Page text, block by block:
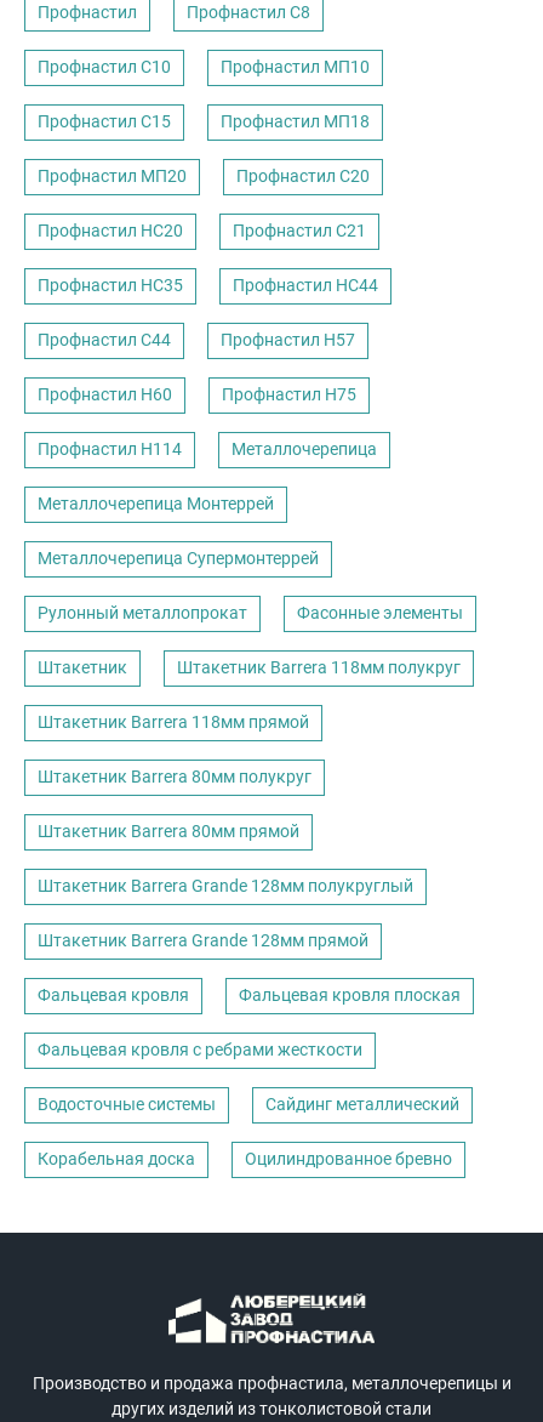
Профнастил Профнастил C8
Профнастил С10 Профнастил МП10
Профнастил С15 Профнастил МП18
Профнастил МП20 Профнастил С20
Профнастил НС20 Профнастил С21
Профнастил НС35 Профнастил НС44
Профнастил С44 Профнастил Н57
Профнастил Н60 Профнастил Н75
Профнастил Н114 Металлочерепица
Металлочерепица Монтеррей
Металлочерепица Супермонтеррей
Рулонный металлопрокат Фасонные элементы
Штакетник Штакетник Barrera 118мм полукруг
Штакетник Barrera 118мм прямой
Штакетник Barrera 80мм полукруг
Штакетник Barrera 80мм прямой
Штакетник Barrera Grande 128мм полукруглый
Штакетник Barrera Grande 128мм прямой
Фальцевая кровля Фальцевая кровля плоская
Фальцевая кровля с ребрами жесткости
Водосточные системы Сайдинг металлический
Корабельная доска Оцилиндрованное бревно
Производство и продажа профнастила, металлочерепицы и
других изделий из тонколистовой стали